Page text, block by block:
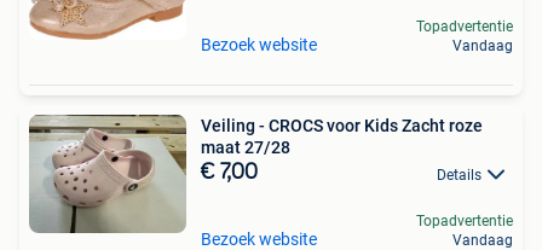
Bezoek website
Topadvertentie
Vandaag
Veiling - CROCS voor Kids Zacht roze
maat 27/28
€ 7,00 Details
Bezoek website
Topadvertentie
Vandaag